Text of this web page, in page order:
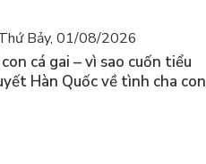
Bảy, 01/08/2026
cá gai – vì sao cuốn tiểu
Hàn Quốc về tình cha con